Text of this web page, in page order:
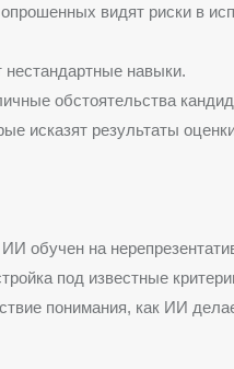
видят риски в
навыки.
обстоятельства
исказят результаты
обучен на
под известные
понимания, как ИИ